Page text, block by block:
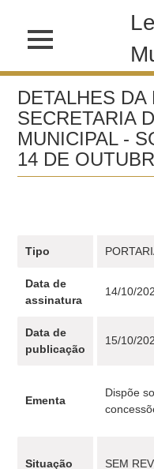
DETALHES
SECRETARIA
MUNICIPAL -
14 DE
Tipo
Data de
assinatura
14/10/
Data de
publicação
15/10/
Ementa
Dispõe
Situação SEM